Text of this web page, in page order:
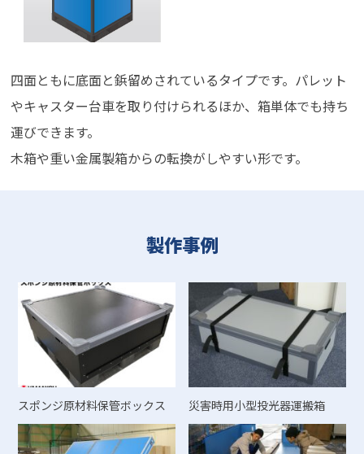
四面ともに底面と鋲留めされているタイプです。パレット
やキャスター台車を取り付けられるほか、箱単体でも持ち
運びできます。
木箱や重い金属製箱からの転換がしやすい形です。
製作事例
スポンジ原材料保管ボックス 災害時用小型投光器運搬箱